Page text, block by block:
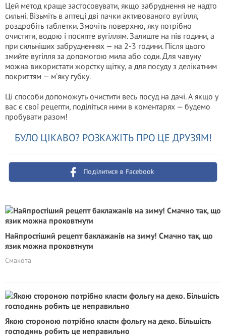
Цей метод краще застосовувати, якщо забруднення не надто
сильні. Візьміть в аптеці дві пачки активованого вугілля,
роздробіть таблетки. Змочіть поверхню, яку потрібно
очистити, водою і посипте вугіллям. Залиште на пів години, а
при сильніших забрудненнях — на 2-3 години. Після цього
змийте вугілля за допомогою мила або соди. Для чавуну
можна використати жорстку щітку, а для посуду з делікатним
покриттям — м’яку губку.
Ці способи допоможуть очистити весь посуд на дачі. А якщо у
вас є свої рецепти, поділіться ними в коментарях — будемо
пробувати разом!
БУЛО ЦІКАВО? РОЗКАЖІТЬ ПРО ЦЕ ДРУЗЯМ!
Поділитися в Facebook
Найпростіший рецепт баклажанів на зиму! Смачно так, що
язик можна проковтнути
Смакота
Якою стороною потрібно класти фольгу на деко. Більшість
господинь робить це неправильно